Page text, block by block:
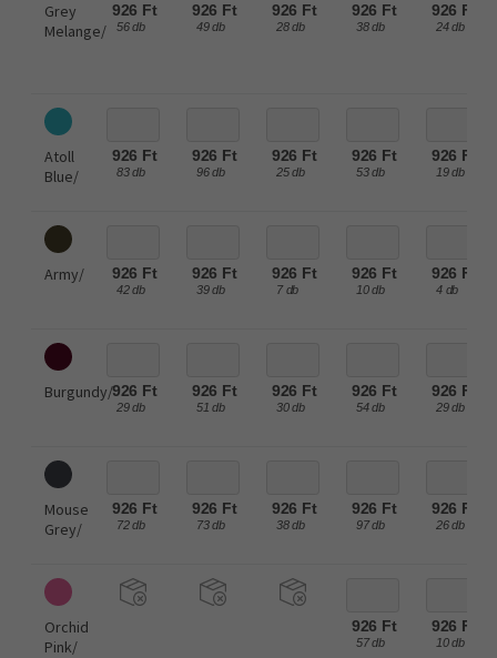
Grey
Melange/
926 Ft
56 db
926 Ft
49 db
926 Ft
28 db
926 Ft
38 db
926 Ft
24 db
Atoll
Blue/
926 Ft
83 db
926 Ft
96 db
926 Ft
25 db
926 Ft
53 db
926 Ft
19 db
Army/ 926 Ft
42 db
926 Ft
39 db
926 Ft
7 db
926 Ft
10 db
926 Ft
4 db
Burgundy/926 Ft
29 db
926 Ft
51 db
926 Ft
30 db
926 Ft
54 db
926 Ft
29 db
Mouse
Grey/
926 Ft
72 db
926 Ft
73 db
926 Ft
38 db
926 Ft
97 db
926 Ft
26 db
Orchid
Pink/
926 Ft
57 db
926 Ft
10 db